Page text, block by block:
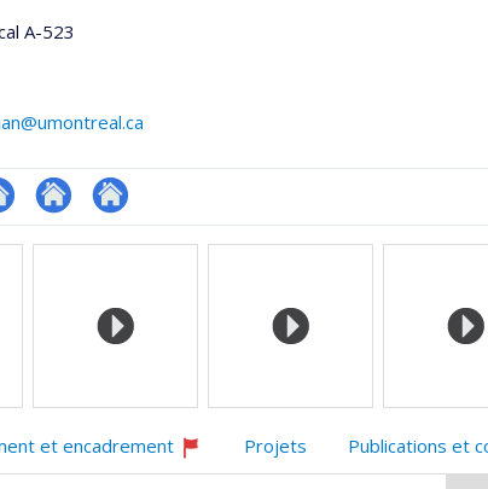
A-523
Site
Autre
et encadrement
Ce
Projets Publications et